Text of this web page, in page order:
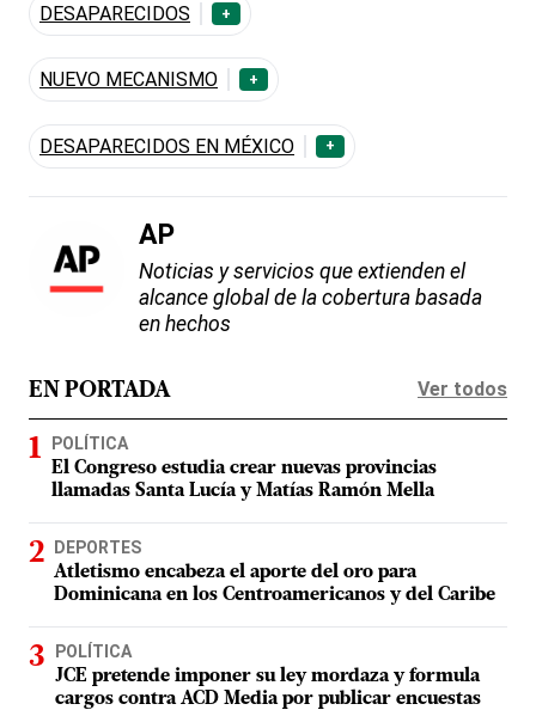
DESAPARECIDOS
+
NUEVO MECANISMO +
DESAPARECIDOS EN MÉXICO +
AP
Noticias y servicios que extienden el
alcance global de la cobertura basada
en hechos
EN PORTADA Ver todos
POLÍTICA
El Congreso estudia crear nuevas provincias
llamadas Santa Lucía y Matías Ramón Mella
DEPORTES
Atletismo encabeza el aporte del oro para
Dominicana en los Centroamericanos y del Caribe
POLÍTICA
JCE pretende imponer su ley mordaza y formula
cargos contra ACD Media por publicar encuestas